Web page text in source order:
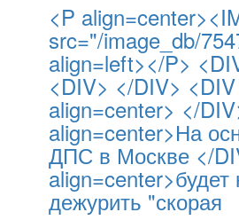
<P
src="/image_db/
align=left></P>
<DIV> </DIV> <DIV
align=center> </
align=center>На
ДПС в Москве </
align=center>будет
дежурить "скорая